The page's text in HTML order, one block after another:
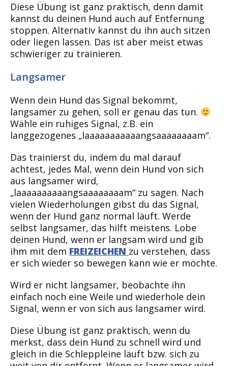
Diese Übung ist ganz praktisch, denn damit
kannst du deinen Hund auch auf Entfernung
stoppen. Alternativ kannst du ihn auch sitzen
oder liegen lassen. Das ist aber meist etwas
schwieriger zu trainieren.
Langsamer
Wenn dein Hund das Signal bekommt,
langsamer zu gehen, soll er genau das tun.
Wähle ein ruhiges Signal, z.B. ein
langgezogenes „laaaaaaaaaaangsaaaaaaaam“.
Das trainierst du, indem du mal darauf
achtest, jedes Mal, wenn dein Hund von sich
aus langsamer wird,
„laaaaaaaaaangsaaaaaaaam“ zu sagen. Nach
vielen Wiederholungen gibst du das Signal,
wenn der Hund ganz normal läuft. Werde
selbst langsamer, das hilft meistens. Lobe
deinen Hund, wenn er langsam wird und gib
ihm mit dem FREIZEICHEN zu verstehen, dass
er sich wieder so bewegen kann wie er möchte.
Wird er nicht langsamer, beobachte ihn
einfach noch eine Weile und wiederhole dein
Signal, wenn er von sich aus langsamer wird.
Diese Übung ist ganz praktisch, wenn du
merkst, dass dein Hund zu schnell wird und
gleich in die Schleppleine läuft bzw. sich zu